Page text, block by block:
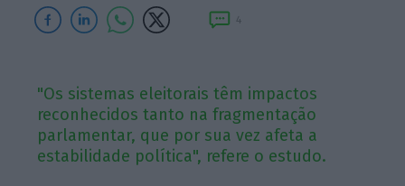
4
"Os sistemas eleitorais têm impactos
reconhecidos tanto na fragmentação
parlamentar, que por sua vez afeta a
estabilidade política", refere o estudo.